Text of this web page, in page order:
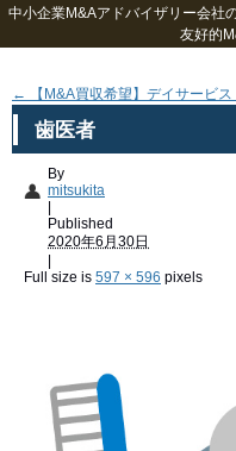
中小企業M&Aアドバイザリー会社
友好的
← 【M&A買収希望】デイサービス
歯医者
By
mitsukita
Published
2020年6月30日
Full size is 597 × 596 pixels